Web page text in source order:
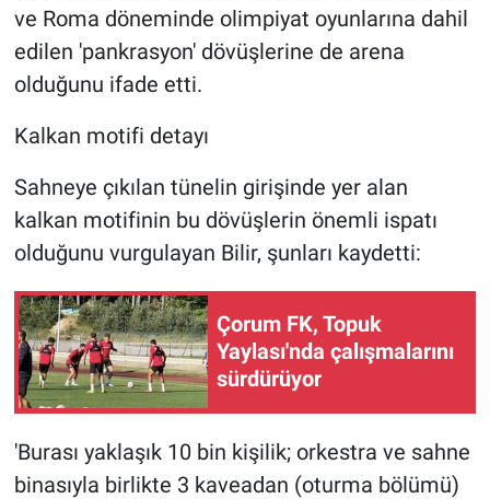
ve Roma döneminde olimpiyat oyunlarına dahil
edilen 'pankrasyon' dövüşlerine de arena
olduğunu ifade etti.
Kalkan motifi detayı
Sahneye çıkılan tünelin girişinde yer alan
kalkan motifinin bu dövüşlerin önemli ispatı
olduğunu vurgulayan Bilir, şunları kaydetti:
Çorum FK, Topuk
Yaylası'nda çalışmalarını
sürdürüyor
'Burası yaklaşık 10 bin kişilik; orkestra ve sahne
binasıyla birlikte 3 kaveadan (oturma bölümü)